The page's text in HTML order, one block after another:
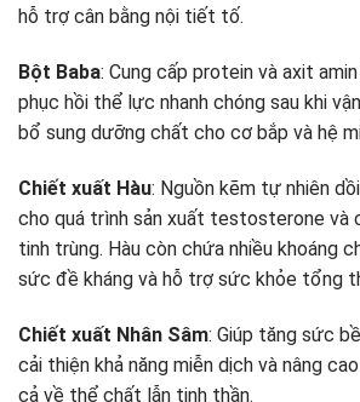
hỗ trợ cân bằng nội tiết tố.
Bột Baba: Cung cấp protein và axit
phục hồi thể lực nhanh chóng sau khi
bổ sung dưỡng chất cho cơ bắp và hệ
Chiết xuất Hàu: Nguồn kẽm tự nhiên
cho quá trình sản xuất testosterone và
tinh trùng. Hàu còn chứa nhiều khoáng
sức đề kháng và hỗ trợ sức khỏe tổng
Chiết xuất Nhân Sâm: Giúp tăng sức
cải thiện khả năng miễn dịch và nâng
cả về thể chất lẫn tinh thần.